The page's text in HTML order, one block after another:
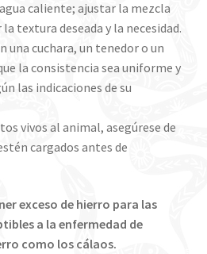
caliente; ajustar la mezcla
textura deseada y la necesidad.
una cuchara, un tenedor o un
la consistencia sea uniforme y
las indicaciones de su
vivos al animal, asegúrese de
cargados antes de
exceso de hierro para las
a la enfermedad de
como los cálaos.